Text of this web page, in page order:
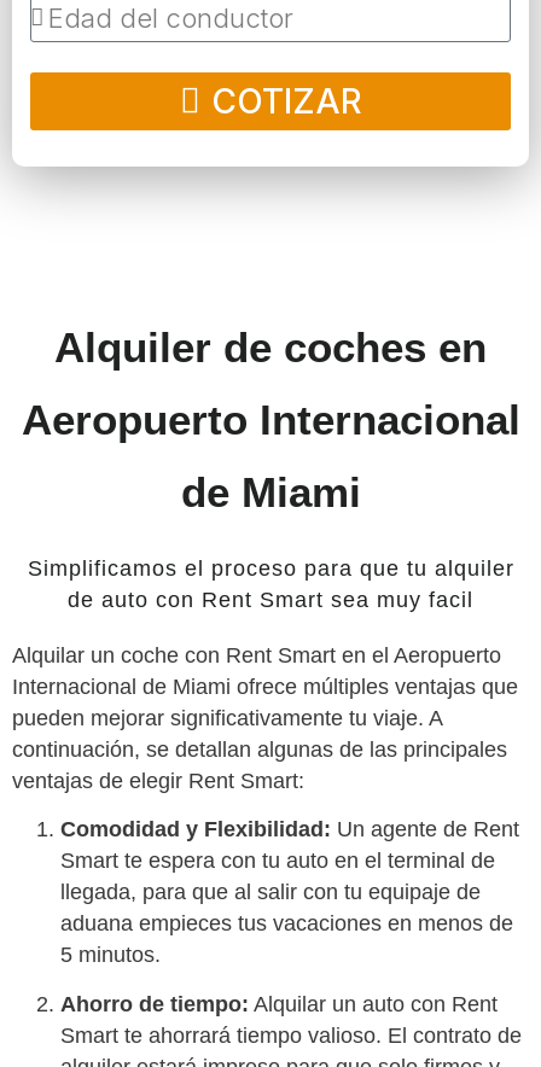
COTIZAR
Alquiler de coches en
Aeropuerto Internacional
de Miami
Simplificamos el proceso para que tu alquiler
de auto con Rent Smart sea muy facil
Alquilar un coche con Rent Smart en el Aeropuerto
Internacional de Miami ofrece múltiples ventajas que
pueden mejorar significativamente tu viaje. A
continuación, se detallan algunas de las principales
ventajas de elegir Rent Smart:
Comodidad y Flexibilidad: Un agente de Rent
Smart te espera con tu auto en el terminal de
llegada, para que al salir con tu equipaje de
aduana empieces tus vacaciones en menos de
5 minutos.
Ahorro de tiempo: Alquilar un auto con Rent
Smart te ahorrará tiempo valioso. El contrato de